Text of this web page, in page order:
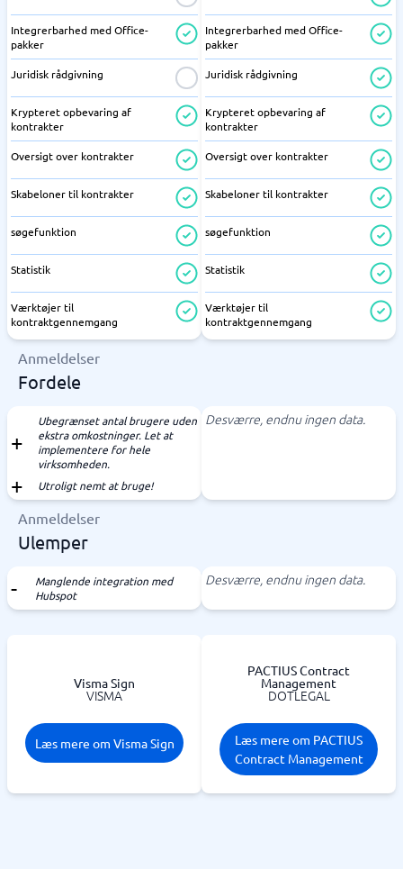
Integrerbarhed med Office-
pakker
Juridisk rådgivning
Krypteret opbevaring af
kontrakter
Oversigt over kontrakter
Skabeloner til kontrakter
søgefunktion
Statistik
Værktøjer til
kontraktgennemgang
Integrerbarhed med Office-
pakker
Juridisk rådgivning
Krypteret opbevaring af
kontrakter
Oversigt over kontrakter
Skabeloner til kontrakter
søgefunktion
Statistik
Værktøjer til
kontraktgennemgang
Anmeldelser
Fordele
Ubegrænset antal brugere uden
ekstra omkostninger. Let at
implementere for hele
virksomheden.
Utroligt nemt at bruge!
Desværre, endnu ingen data.
Anmeldelser
Ulemper
Manglende integration med
Hubspot
Desværre, endnu ingen data.
Visma Sign
VISMA
Læs mere om Visma Sign
PACTIUS Contract
Management
DOTLEGAL
Læs mere om PACTIUS
Contract Management